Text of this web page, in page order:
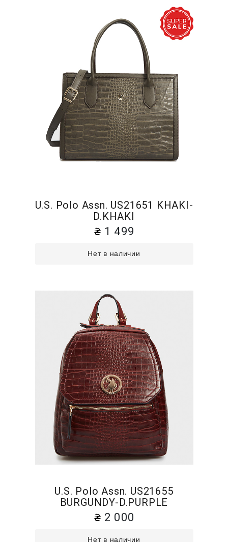
U.S. Polo Assn. US21651 KHAKI-
D.KHAKI
1 499
Нет в наличии
U.S. Polo Assn. US21655
BURGUNDY-D.PURPLE
2 000
Нет в наличии